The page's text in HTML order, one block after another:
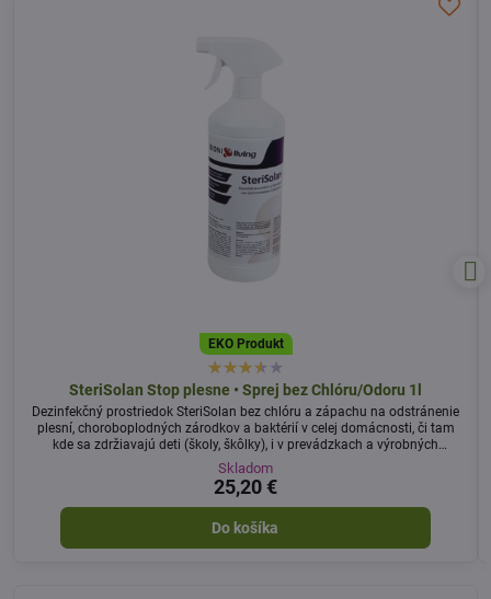
EKO Produkt
SteriSolan Stop plesne • Sprej bez Chlóru/Odoru 1l
Dezinfekčný prostriedok SteriSolan bez chlóru a zápachu na odstránenie
plesní, choroboplodných zárodkov a baktérií v celej domácnosti, či tam
kde sa zdržiavajú deti (školy, škôlky), i v prevádzkach a výrobných
priestoroch.
Skladom
25,20 €
Do košíka